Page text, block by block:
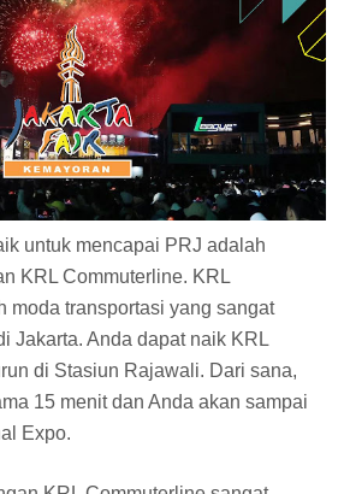
untuk mencapai PRJ adalah
KRL Commuterline. KRL
moda transportasi yang sangat
Jakarta. Anda dapat naik KRL
di Stasiun Rajawali. Dari sana,
15 menit dan Anda akan sampai
Expo.